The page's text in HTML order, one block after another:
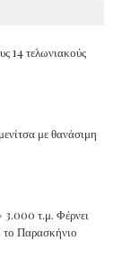
14 τελωνιακούς
με θανάσιμη
3.000 τ.μ. Φέρνει
Παρασκήνιο